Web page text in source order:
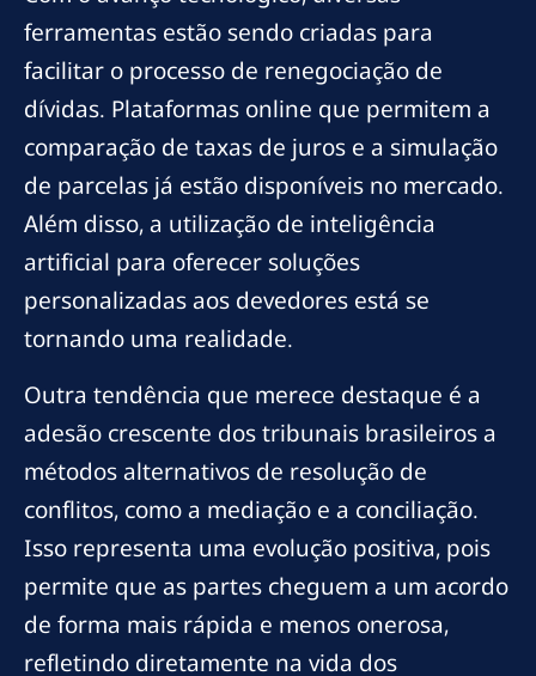
ferramentas estão sendo criadas para
facilitar o processo de renegociação de
dívidas. Plataformas online que permitem a
comparação de taxas de juros e a simulação
de parcelas já estão disponíveis no mercado.
Além disso, a utilização de inteligência
artificial para oferecer soluções
personalizadas aos devedores está se
tornando uma realidade.
Outra tendência que merece destaque é a
adesão crescente dos tribunais brasileiros a
métodos alternativos de resolução de
conflitos, como a mediação e a conciliação.
Isso representa uma evolução positiva, pois
permite que as partes cheguem a um acordo
de forma mais rápida e menos onerosa,
refletindo diretamente na vida dos